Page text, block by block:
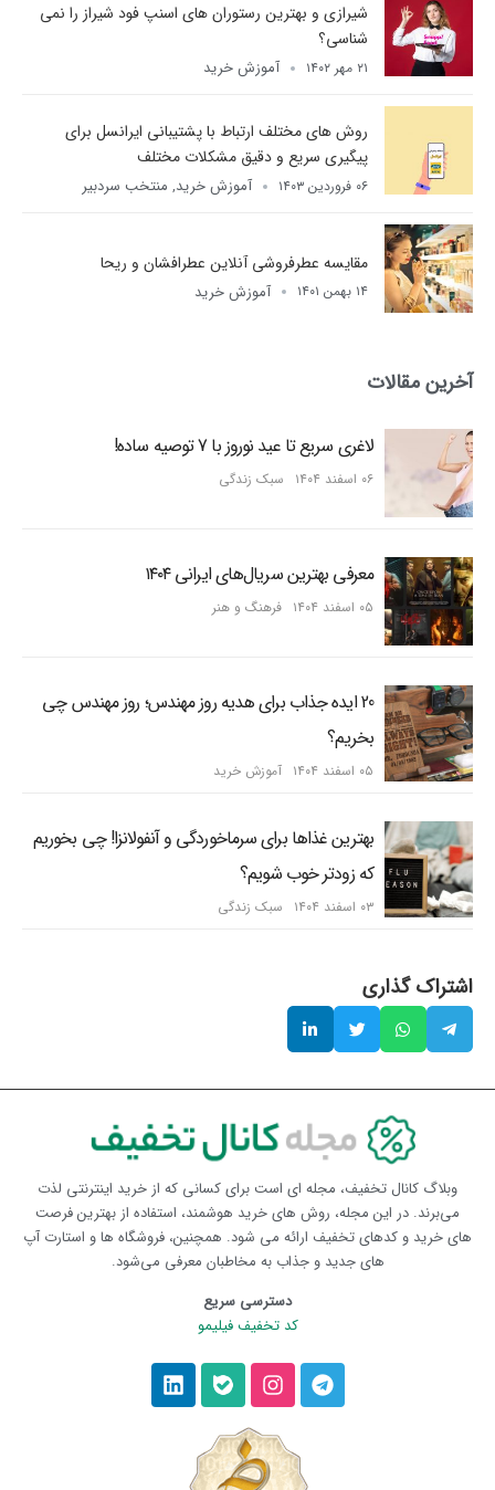
شیرازی و بهترین رستوران های اسنپ فود شیراز را نمی
شناسی؟
۲۱ مهر ۱۴۰۲ آموزش خرید
روش های مختلف ارتباط با پشتیبانی ایرانسل برای
پیگیری سریع و دقیق مشکلات مختلف
۰۶ فروردین ۱۴۰۳ آموزش خرید, منتخب سردبیر
مقایسه عطرفروشی آنلاین عطرافشان و ریحا
۱۴ بهمن ۱۴۰۱ آموزش خرید
آخرین مقالات
لاغری سریع تا عید نوروز با 7 توصیه ساده!
۰۶ اسفند ۱۴۰۴ سبک زندگی
معرفی بهترین سریال‌های ایرانی ۱۴۰۴
۰۵ اسفند ۱۴۰۴ فرهنگ و هنر
20 ایده جذاب برای هدیه روز مهندس؛ روز مهندس چی
بخریم؟
۰۵ اسفند ۱۴۰۴ آموزش خرید
بهترین غذاها برای سرماخوردگی و آنفولانزا! چی بخوریم
که زودتر خوب شویم؟
۰۳ اسفند ۱۴۰۴ سبک زندگی
اشتراک گذاری
وبلاگ کانال تخفیف، مجله ای است برای کسانی که از خرید اینترنتی لذت
می‌برند. در این مجله، روش های خرید هوشمند، استفاده از بهترین فرصت
های خرید و کدهای تخفیف ارائه می شود. همچنین، فروشگاه ها و استارت آپ
های جدید و جذاب به مخاطبان معرفی می‌شود.
دسترسی سریع
کد تخفیف فیلیمو